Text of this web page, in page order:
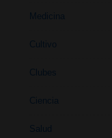
Medicina
Cultivo
Clubes
Ciencia
Salud